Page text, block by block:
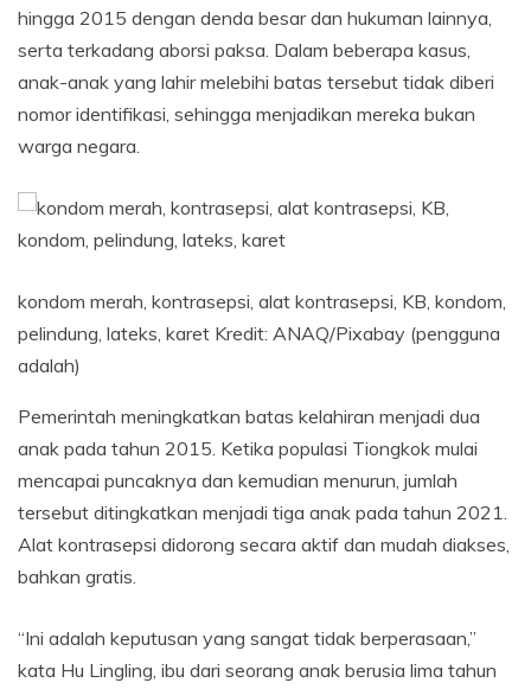
hingga 2015 dengan denda besar dan hukuman lainnya,
serta terkadang aborsi paksa. Dalam beberapa kasus,
anak-anak yang lahir melebihi batas tersebut tidak diberi
nomor identifikasi, sehingga menjadikan mereka bukan
warga negara.
kondom merah, kontrasepsi, alat kontrasepsi, KB, kondom,
pelindung, lateks, karet Kredit: ANAQ/Pixabay (pengguna
adalah)
Pemerintah meningkatkan batas kelahiran menjadi dua
anak pada tahun 2015. Ketika populasi Tiongkok mulai
mencapai puncaknya dan kemudian menurun, jumlah
tersebut ditingkatkan menjadi tiga anak pada tahun 2021.
Alat kontrasepsi didorong secara aktif dan mudah diakses,
bahkan gratis.
“Ini adalah keputusan yang sangat tidak berperasaan,”
kata Hu Lingling, ibu dari seorang anak berusia lima tahun